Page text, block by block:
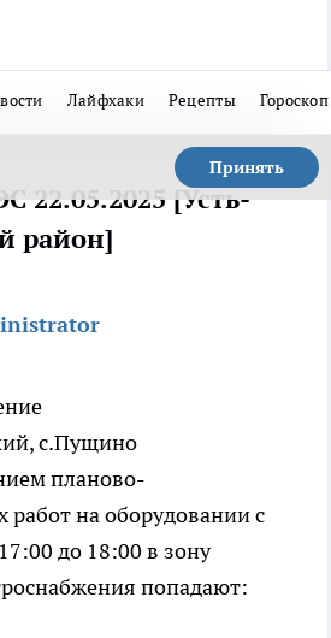
Лайфхаки Рецепты Гороскоп
Принять
22.05.2025 [Усть-
район]
с.Пущино
планово-
работ на оборудовании с
до 18:00 в зону
попадают: